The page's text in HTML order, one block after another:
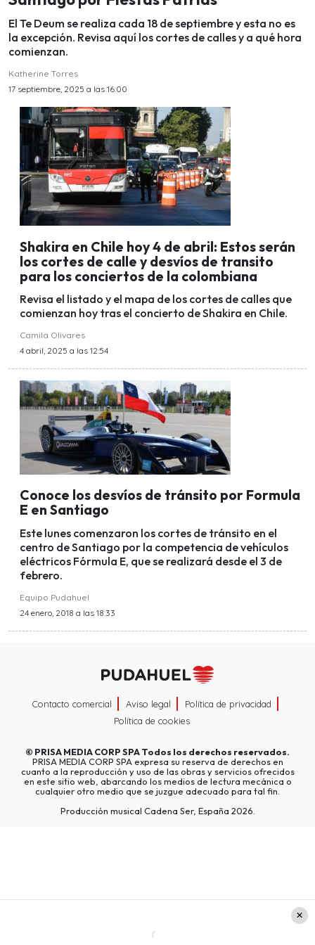
El Te Deum se realiza cada 18 de septiembre y esta no es
la excepción. Revisa aquí los cortes de calles y a qué hora
comienzan.
Katherine Torres
17 septiembre, 2025 a las 16:00
Shakira en Chile hoy 4 de abril: Estos serán
los cortes de calle y desvíos de transito
para los conciertos de la colombiana
Revisa el listado y el mapa de los cortes de calles que
comienzan hoy tras el concierto de Shakira en Chile.
Camila Olivares
4 abril, 2025 a las 12:54
Conoce los desvíos de tránsito por Formula
E en Santiago
Este lunes comenzaron los cortes de tránsito en el
centro de Santiago por la competencia de vehículos
eléctricos Fórmula E, que se realizará desde el 3 de
febrero.
Equipo Pudahuel
24 enero, 2018 a las 18:33
Contacto comercial Aviso legal
Política de privacidad
Política de cookies
© PRISA MEDIA CORP SPATodos los derechos reservados.
PRISA MEDIA CORP SPA expresa su reserva de derechos en
cuanto a la reproducción y uso de las obras y servicios ofrecidos
en este sitio web, abarcando los medios de lectura mecánica o
cualquier otro medio que se juzgue adecuado para tal fin.
Producción musical Cadena Ser, España 2026.